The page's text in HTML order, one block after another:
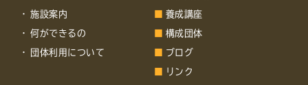
施設案内
何ができるの
団体利用について
養成講座
構成団体
ブログ
リンク